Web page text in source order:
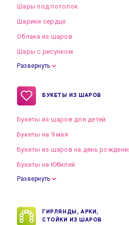
Шары под потолок
Шарики сердце
Облака из шаров
Шары с рисунком
Развернуть
БУКЕТЫ ИЗ ШАРОВ
Букеты из шаров для детей
Букеты на 9 мая
Букеты из шаров на день
Букеты на Юбилей
Развернуть
ГИРЛЯНДЫ, АРКИ,
СТОЙКИ ИЗ ШАРОВ